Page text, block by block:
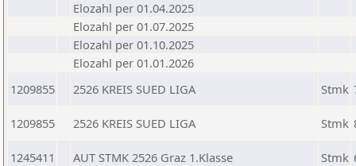
Elozahl per 01.04.2025
Elozahl per 01.07.2025
Elozahl per 01.10.2025
Elozahl per 01.01.2026
1209855
2526 KREIS SUED LIGA Stmk
1209855 2526 KREIS SUED LIGA Stmk
1245411 AUT STMK 2526 Graz 1.Klasse Stmk